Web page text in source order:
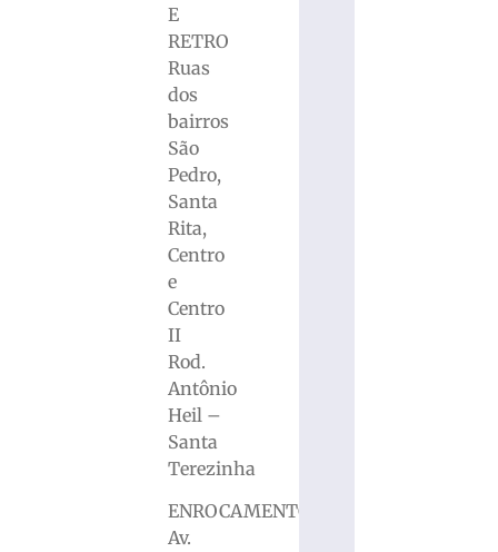
E
RETRO
Ruas
dos
bairros
São
Pedro,
Santa
Rita,
Centro
e
Centro
II
Rod.
Antônio
Heil –
Santa
Terezinha
ENROCAMENTO
Av.